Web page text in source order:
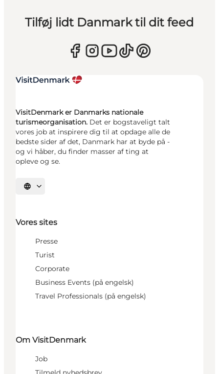
Tilføj lidt Danmark til dit feed
VisitDenmark er Danmarks nationale
turismeorganisation. Det er bogstaveligt talt
vores job at inspirere dig til at opdage alle de
bedste sider af det, Danmark har at byde på -
og vi håber, du finder masser af ting at
opleve og se.
Vælg sprog
Vores sites
Presse
Turist
Corporate
Business Events (på engelsk)
Travel Professionals (på engelsk)
Om VisitDenmark
Job